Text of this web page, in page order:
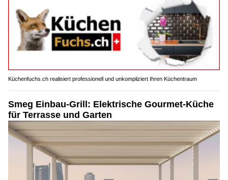
Küchenfuchs.ch realisiert professionell und unkompliziert Ihren Küchentraum
Smeg Einbau-Grill: Elektrische Gourmet-Küche
für Terrasse und Garten